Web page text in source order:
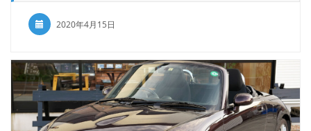
2020年4月15日